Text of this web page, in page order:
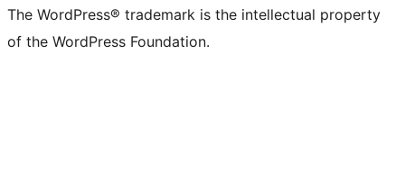
The WordPress® trademark is the intellectual property
of the WordPress Foundation.